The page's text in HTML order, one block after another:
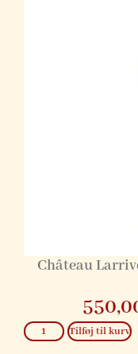
Château
Tilføj til kurv